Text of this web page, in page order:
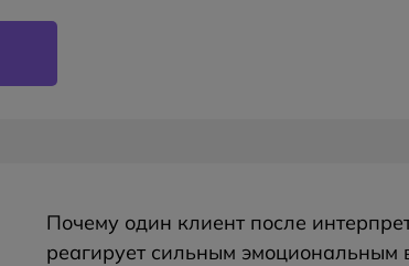
Почему один клиент после
реагирует сильным эмоциональным